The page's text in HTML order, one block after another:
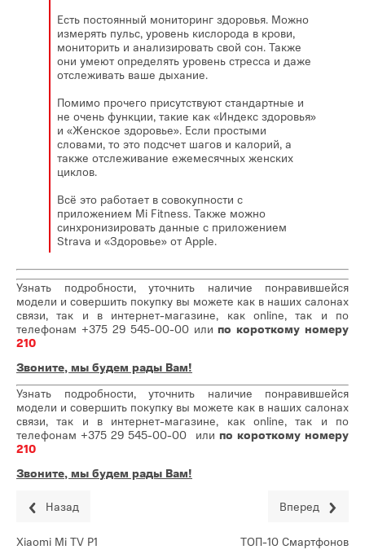
Есть постоянный мониторинг здоровья. Можно
измерять пульс, уровень кислорода в крови,
мониторить и анализировать свой сон. Также
они умеют определять уровень стресса и даже
отслеживать ваше дыхание.
Помимо прочего присутствуют стандартные и
не очень функции, такие как «Индекс здоровья»
и «Женское здоровье». Если простыми
словами, то это подсчет шагов и калорий, а
также отслеживание ежемесячных женских
циклов.
Всё это работает в совокупности с
приложением Mi Fitness. Также можно
синхронизировать данные с приложением
Strava и «Здоровье» от Apple.
Узнать подробности, уточнить наличие понравившейся
модели и совершить покупку вы можете как в наших салонах
связи, так и в интернет-магазине, как online, так и по
телефонам +375 29 545-00-00 илипо короткому номеру
210
Звоните, мы будем рады Вам!
Узнать подробности, уточнить наличие понравившейся
модели и совершить покупку вы можете как в наших салонах
связи, так и в интернет-магазине, как online, так и по
телефонам +375 29 545-00-00 или по короткому номеру
210
Звоните, мы будем рады Вам!
Назад
Xiaomi Mi TV P1
Вперед
ТОП-10 Смартфонов